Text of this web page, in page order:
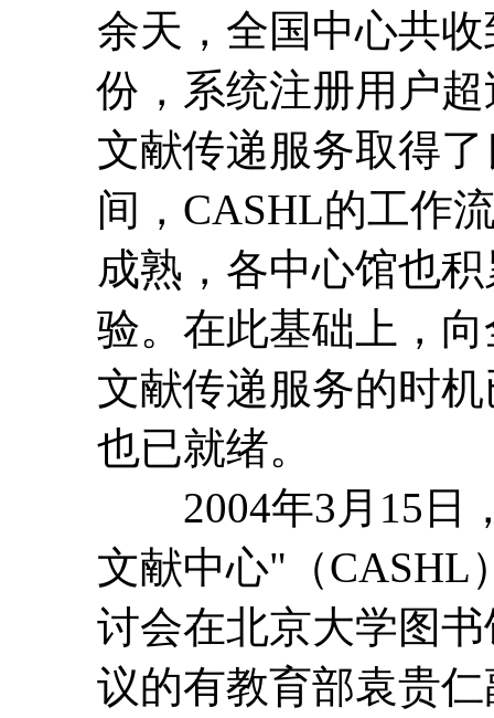
余天，全国中心共
份，系统注册用户
文献传递服务取得
间，CASHL的工作
成熟，各中心馆也
验。在此基础上，
文献传递服务的时
也已就绪。
2004年3月15日
文献中心"（CASHL
讨会在北京大学图
议的有教育部袁贵